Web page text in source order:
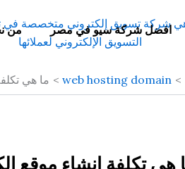
افضل شركة سيو في مصر من
web hosting domain ما هي تكلفة إنشاء